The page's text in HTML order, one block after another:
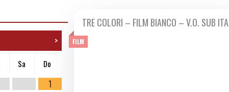
>
Sa Do
1
FILM
DA LUN 09/10 A MER 18/10 2023
TRE COLORI – FILM BIANCO – V.O. SUB ITA